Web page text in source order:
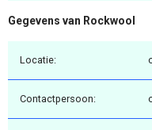
Gegevens van Rockwool
Locatie:
Contactpersoon: